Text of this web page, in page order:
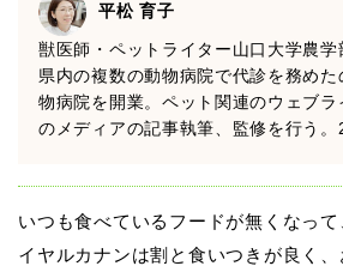
平松 育子
獣医師・ペットライター山口大学農学
県内の複数の動物病院で代診を務め
物病院を開業。ペット関連のウェブ
のメディアの記事執筆、監修を行う。
いつも食べているフードが無くなっ
イヤルカナンは割と食いつきが良く